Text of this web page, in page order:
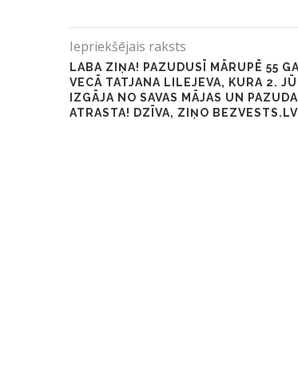
Iepriekšējais raksts
LABA ZIŅA! PAZUDUSĪ MĀRUPĒ 55
VECĀ TATJANA LILEJEVA, KURA 2.
IZGĀJA NO SAVAS MĀJAS UN
ATRASTA! DZĪVA, ZIŅO BEZVESTS.LV